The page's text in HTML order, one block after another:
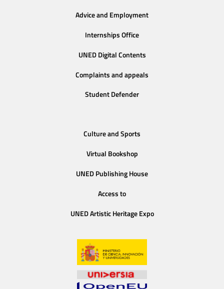
Advice and Employment
Internships Office
UNED Digital Contents
Complaints and appeals
Student Defender
Culture and Sports
Virtual Bookshop
UNED Publishing House
Access to
UNED Artistic Heritage Expo